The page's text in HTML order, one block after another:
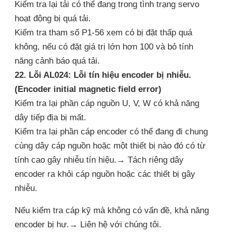
Kiểm tra lại tải có thể đang trong tình trạng servo
hoạt động bị quá tải.
Kiểm tra tham số P1-56 xem có bị đặt thấp quá
không, nếu có đặt giá trị lớn hơn 100 và bỏ tính
năng cảnh báo quá tải.
22. Lỗi AL024: Lỗi tín hiệu encoder bị nhiễu.
(Encoder initial magnetic field error)
Kiểm tra lại phần cáp nguồn U, V, W có khả năng
dây tiếp địa bị mất.
Kiểm tra lại phần cáp encoder có thể đang đi chung
cùng dây cáp nguồn hoặc một thiết bị nào đó có từ
tính cao gây nhiễu tín hiệu.→ Tách riêng dây
encoder ra khỏi cáp nguồn hoặc các thiết bị gây
nhiễu.
Nếu kiểm tra cáp kỹ mà không có vấn đề, khả năng
encoder bị hư.→ Liên hệ với chúng tôi.